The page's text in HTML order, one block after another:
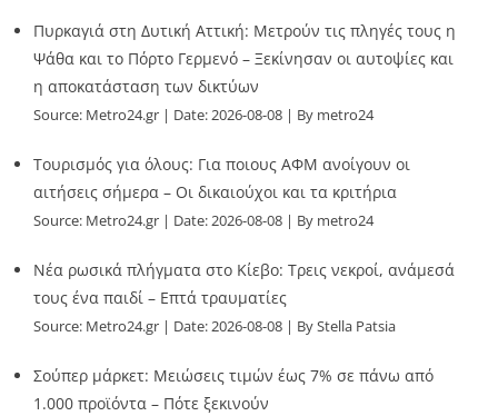
Πυρκαγιά στη Δυτική Αττική: Μετρούν τις πληγές τους η
Ψάθα και το Πόρτο Γερμενό – Ξεκίνησαν οι αυτοψίες και
η αποκατάσταση των δικτύων
Source: Metro24.gr Date: 2026-08-08 By metro24
Τουρισμός για όλους: Για ποιους ΑΦΜ ανοίγουν οι
αιτήσεις σήμερα – Οι δικαιούχοι και τα κριτήρια
Source: Metro24.gr Date: 2026-08-08 By metro24
Νέα ρωσικά πλήγματα στο Κίεβο: Τρεις νεκροί, ανάμεσά
τους ένα παιδί – Επτά τραυματίες
Source: Metro24.gr Date: 2026-08-08 By Stella Patsia
Σούπερ μάρκετ: Μειώσεις τιμών έως 7% σε πάνω από
1.000 προϊόντα – Πότε ξεκινούν